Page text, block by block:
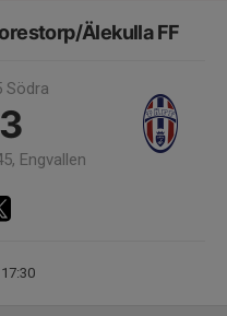
Älekulla FF
Södra
Engvallen